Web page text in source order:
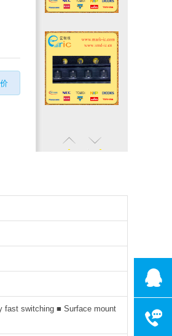
fast switching ■ Surface mount
客服电话
工作时间: